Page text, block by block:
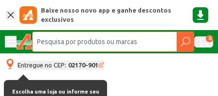
Baixe nosso novo app e ganhe descontos
exclusivos
0
Entregue no CEP: 02170-901
Escolha uma loja ou informe seu